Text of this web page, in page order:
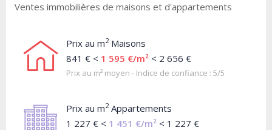
Ventes immobilières de maisons et d'appartements
Prix au m2Maisons
841 € < 1 595 €/m² < 2 656 €
Prix au m² moyen - Indice de confiance : 5/5
Prix au m2Appartements
1 227 € < 1 451 €/m² < 1 227 €